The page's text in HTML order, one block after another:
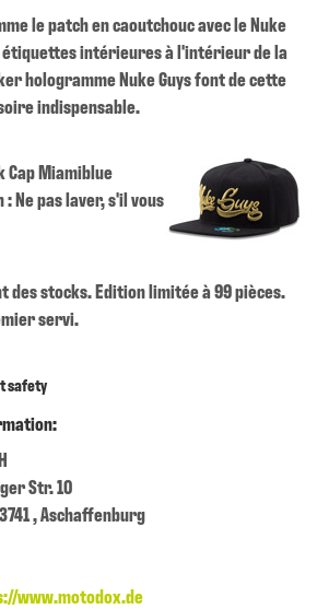
le patch en caoutchouc avec le Nuke
étiquettes intérieures à l'intérieur de la
hologramme Nuke Guys font de cette
indispensable.
Cap Miamiblue
Ne pas laver, s'il vous
des stocks. Edition limitée à 99 pièces.
servi.
safety
Str. 10
, Aschaffenburg
www.motodox.de